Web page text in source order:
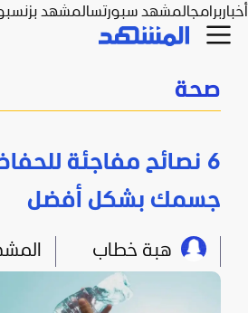
أخباربرامجالمشهد سبورتسالمشهد بزنس
صحة
6 نصائح مفاجئة
جسمك بشكل أفضل
هبة خطاب